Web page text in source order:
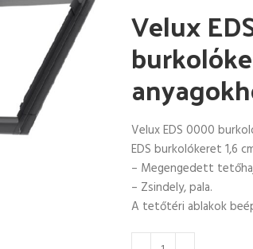
Velux
Velux EDS 0000
EDS burkolókeret 1,6
– Megengedett
– Zsindely, pala.
A tetőtéri ablakok